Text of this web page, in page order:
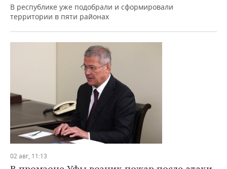
В республике уже подобрали и сформировали
территории в пяти районах
02 авг, 11:13